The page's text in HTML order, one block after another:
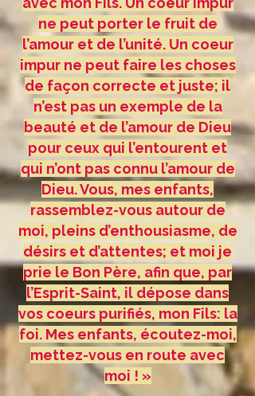
ne peut porter le fruit de
l’amour et de l’unité. Un coeur
impur ne peut faire les choses
de façon correcte et juste; il
n’est pas un exemple de la
beauté et de l’amour de Dieu
pour ceux qui l’entourent et
qui n’ont pas connu l’amour de
Dieu. Vous, mes enfants,
rassemblez-vous autour de
moi, pleins d’enthousiasme, de
désirs et d’attentes; et moi je
prie le Bon Père, afin que, par
l’Esprit-Saint, il dépose dans
vos coeurs purifiés, mon Fils: la
foi. Mes enfants, écoutez-moi,
mettez-vous en route avec
moi ! »